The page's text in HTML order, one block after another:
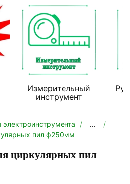
Измерительный
инструмент
электроинструмента
...
пил ф250мм
циркулярных пил